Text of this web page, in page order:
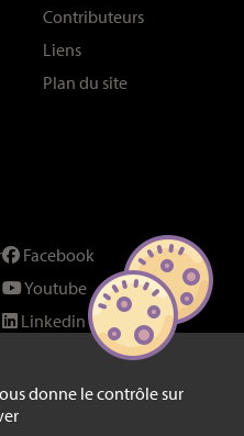
donne le contrôle sur
Contributeurs
Liens
Plan du site
Facebook
Youtube
Linkedin
Fil RSS